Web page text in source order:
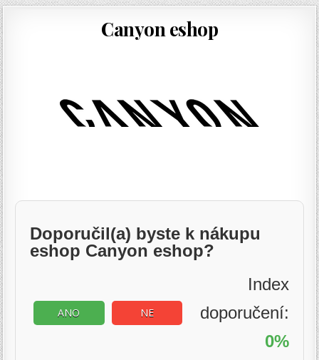
Canyon eshop
Doporučil(a) byste k nákupu
eshop Canyon eshop?
ANO NE
Index
doporučení:
0%